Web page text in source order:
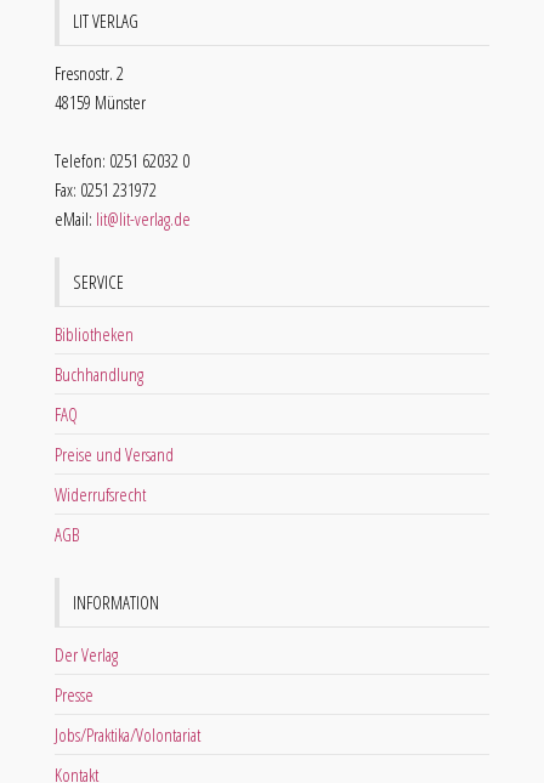
LIT VERLAG
Fresnostr. 2
48159 Münster
Telefon: 0251 62032 0
Fax: 0251 231972
eMail: lit@lit-verlag.de
SERVICE
Bibliotheken
Buchhandlung
FAQ
Preise und Versand
Widerrufsrecht
AGB
INFORMATION
Der Verlag
Presse
Jobs/Praktika/Volontariat
Kontakt